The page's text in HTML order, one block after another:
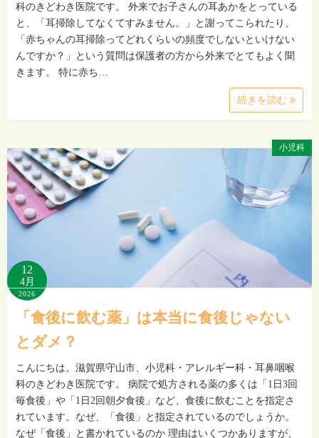
科のきどわき医院です。 外来でお子さんの耳あかをとっている
と、「耳掃除してなくてすみません。」と謝ってこられたり、
「赤ちゃんの耳掃除ってどれくらいの頻度でしないといけない
んですか？」という質問は保護者の方から外来でとてもよく聞
きます。 特に赤ち…
続きを読む
小児科
12
4月
2026
「食後に飲む薬」は本当に食後じゃない
とダメ？
こんにちは。滋賀県守山市、小児科・アレルギー科・耳鼻咽喉
科のきどわき医院です。 病院で処方される薬の多くは「1日3回
毎食後」や「1日2回朝夕食後」など、食後に飲むことを指定さ
れています。なぜ、「食後」と指定されているのでしょうか。
なぜ「食後」と書かれているのか 理由はいくつかありますが、